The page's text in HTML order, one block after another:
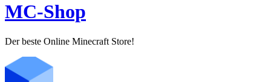
MC-Shop
Der beste Online Minecraft Store!